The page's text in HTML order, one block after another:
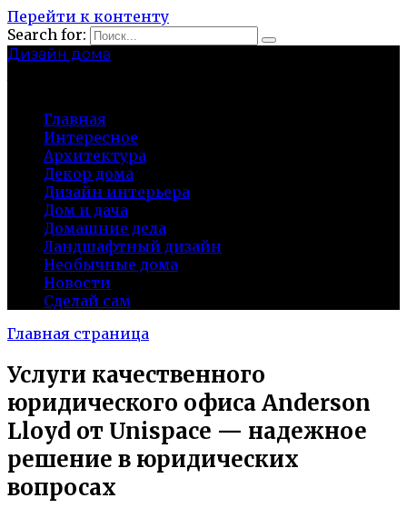
Перейти к контенту
Search for:
Дизайн дома
Главная
Интересное
Архитектура
Декор дома
Дизайн интерьера
Дом и дача
Домашние дела
Ландшафтный дизайн
Необычные дома
Новости
Сделай сам
Главная страница
Услуги качественного
юридического офиса Anderson
Lloyd от Unispace — надежное
решение в юридических
вопросах